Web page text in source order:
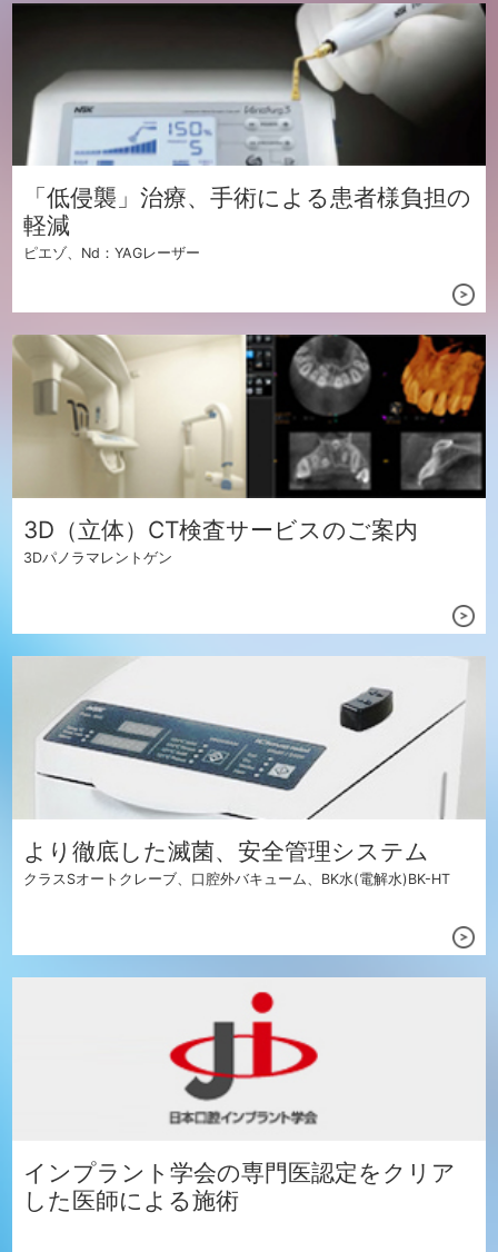
「低侵襲」治療、手術による患者様負担の
軽減
ピエゾ、Nd：YAGレーザー
3D（立体）CT検査サービスのご案内
3Dパノラマレントゲン
より徹底した滅菌、安全管理システム
クラスSオートクレーブ、口腔外バキューム、BK水(電解水)BK-HT
インプラント学会の専門医認定をクリア
した医師による施術